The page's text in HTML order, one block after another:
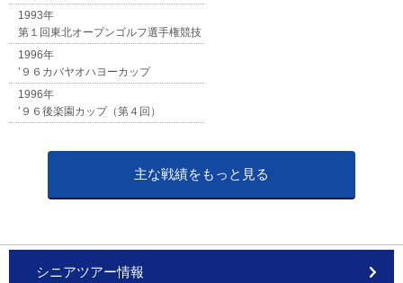
1993年
第１回東北オープンゴルフ選手権競技
1996年
’９６カバヤオハヨーカップ
1996年
’９６後楽園カップ（第４回）
主な戦績をもっと見る
シニアツアー情報